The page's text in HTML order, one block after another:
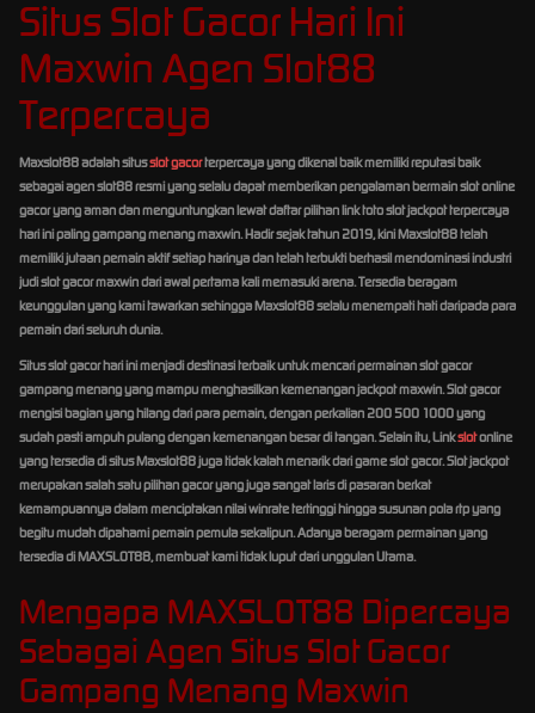
Situs Slot Gacor Hari Ini
Maxwin Agen Slot88
Terpercaya
Maxslot88 adalah situsslot gacorterpercaya yang dikenal baik memiliki reputasi baik
sebagai agen slot88 resmi yang selalu dapat memberikan pengalaman bermain slot online
gacor yang aman dan menguntungkan lewat daftar pilihan link toto slot jackpot terpercaya
hari ini paling gampang menang maxwin. Hadir sejak tahun 2019, kini Maxslot88 telah
memiliki jutaan pemain aktif setiap harinya dan telah terbukti berhasil mendominasi industri
judi slot gacor maxwin dari awal pertama kali memasuki arena. Tersedia beragam
keunggulan yang kami tawarkan sehingga Maxslot88 selalu menempati hati daripada para
pemain dari seluruh dunia.
Situs slot gacor hari ini menjadi destinasi terbaik untuk mencari permainan slot gacor
gampang menang yang mampu menghasilkan kemenangan jackpot maxwin. Slot gacor
mengisi bagian yang hilang dari para pemain, dengan perkalian 200 500 1000 yang
sudah pasti ampuh pulang dengan kemenangan besar di tangan. Selain itu, Linkslotonline
yang tersedia di situs Maxslot88 juga tidak kalah menarik dari game slot gacor. Slot jackpot
merupakan salah satu pilihan gacor yang juga sangat laris di pasaran berkat
kemampuannya dalam menciptakan nilai winrate tertinggi hingga susunan pola rtp yang
begitu mudah dipahami pemain pemula sekalipun. Adanya beragam permainan yang
tersedia di MAXSLOT88, membuat kami tidak luput dari unggulan Utama.
Mengapa MAXSLOT88 Dipercaya
Sebagai Agen Situs Slot Gacor
Gampang Menang Maxwin